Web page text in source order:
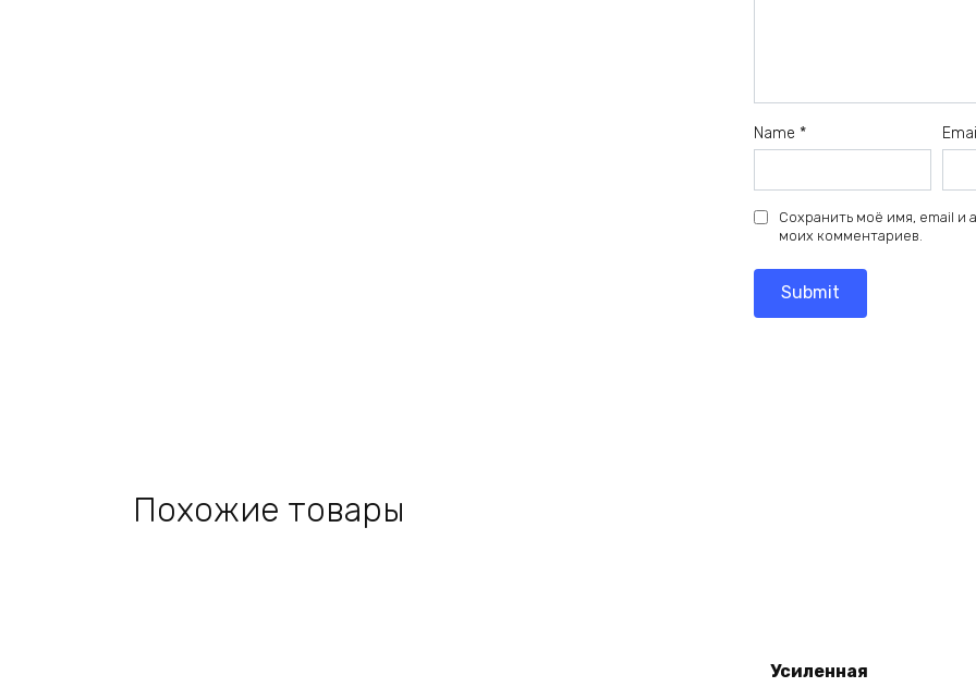
Name *
Сохранить моё имя, email и
моих комментариев.
Похожие товары
Усиленная